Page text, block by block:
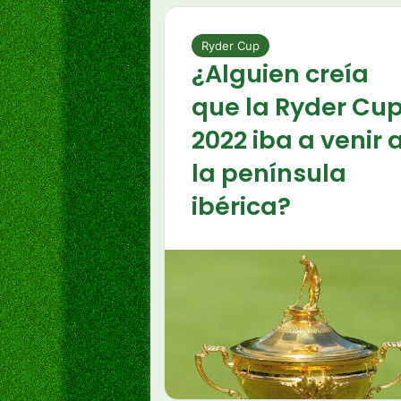
Ryder Cup
¿Alguien creía
que la Ryder
2022 iba a venir
la península
ibérica?